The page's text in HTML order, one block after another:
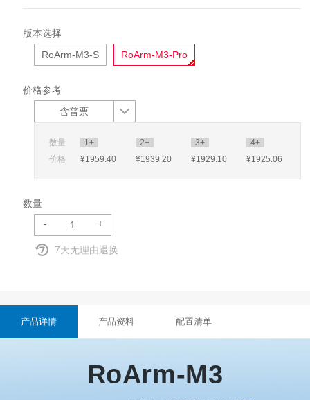
版本选择
RoArm-M3-S
RoArm-M3-Pro
价格参考
含普票
数量 1+ 2+ 3+
4+
价格
¥1959.40 ¥1939.20 ¥1929.10 ¥1925.06
数量
-
+
7天无理由退换
产品详情 产品资料 配置清单
RoArm-M3